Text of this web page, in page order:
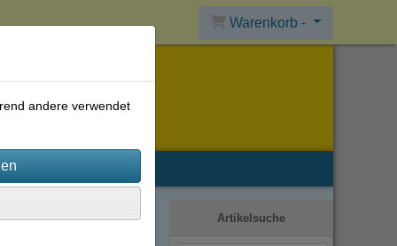
Warenkorb -
Artikelsuche
andere verwendet